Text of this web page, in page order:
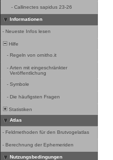
- Callinectes sapidus 23-26
Informationen
- Neueste Infos lesen
Hilfe
- Regeln von ornitho.it
- Arten mit eingeschränkter
Veröffentlichung
- Symbole
- Die häufigsten Fragen
Statistiken
Atlas
- Feldmethoden für den Brutvogelatlas
- Berechnung der Ephemeriden
Nutzungsbedingungen